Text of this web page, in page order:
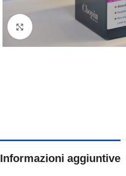
Clicca per ingrandire
Informazioni aggiuntive